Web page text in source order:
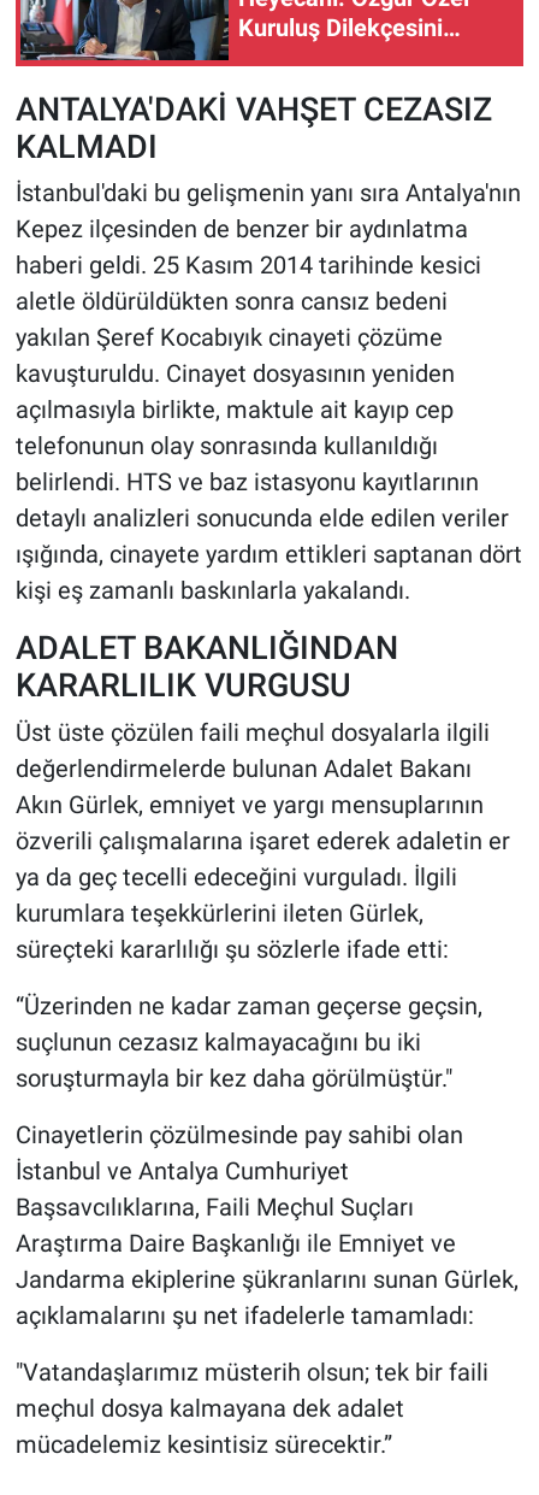
Kuruluş Dilekçesini
ANTALYA'DAKİ VAHŞET CEZASIZ
KALMADI
İstanbul'daki bu gelişmenin yanı sıra Antalya'nın
Kepez ilçesinden de benzer bir aydınlatma
haberi geldi. 25 Kasım 2014 tarihinde kesici
aletle öldürüldükten sonra cansız bedeni
yakılan Şeref Kocabıyık cinayeti çözüme
kavuşturuldu. Cinayet dosyasının yeniden
açılmasıyla birlikte, maktule ait kayıp cep
telefonunun olay sonrasında kullanıldığı
belirlendi. HTS ve baz istasyonu kayıtlarının
detaylı analizleri sonucunda elde edilen veriler
ışığında, cinayete yardım ettikleri saptanan dört
kişi eş zamanlı baskınlarla yakalandı.
ADALET BAKANLIĞINDAN
KARARLILIK VURGUSU
Üst üste çözülen faili meçhul dosyalarla ilgili
değerlendirmelerde bulunan Adalet Bakanı
Akın Gürlek, emniyet ve yargı mensuplarının
özverili çalışmalarına işaret ederek adaletin er
ya da geç tecelli edeceğini vurguladı. İlgili
kurumlara teşekkürlerini ileten Gürlek,
süreçteki kararlılığı şu sözlerle ifade etti:
“Üzerinden ne kadar zaman geçerse geçsin,
suçlunun cezasız kalmayacağını bu iki
soruşturmayla bir kez daha görülmüştür."
Cinayetlerin çözülmesinde pay sahibi olan
İstanbul ve Antalya Cumhuriyet
Başsavcılıklarına, Faili Meçhul Suçları
Araştırma Daire Başkanlığı ile Emniyet ve
Jandarma ekiplerine şükranlarını sunan Gürlek,
açıklamalarını şu net ifadelerle tamamladı:
"Vatandaşlarımız müsterih olsun; tek bir faili
meçhul dosya kalmayana dek adalet
mücadelemiz kesintisiz sürecektir.”